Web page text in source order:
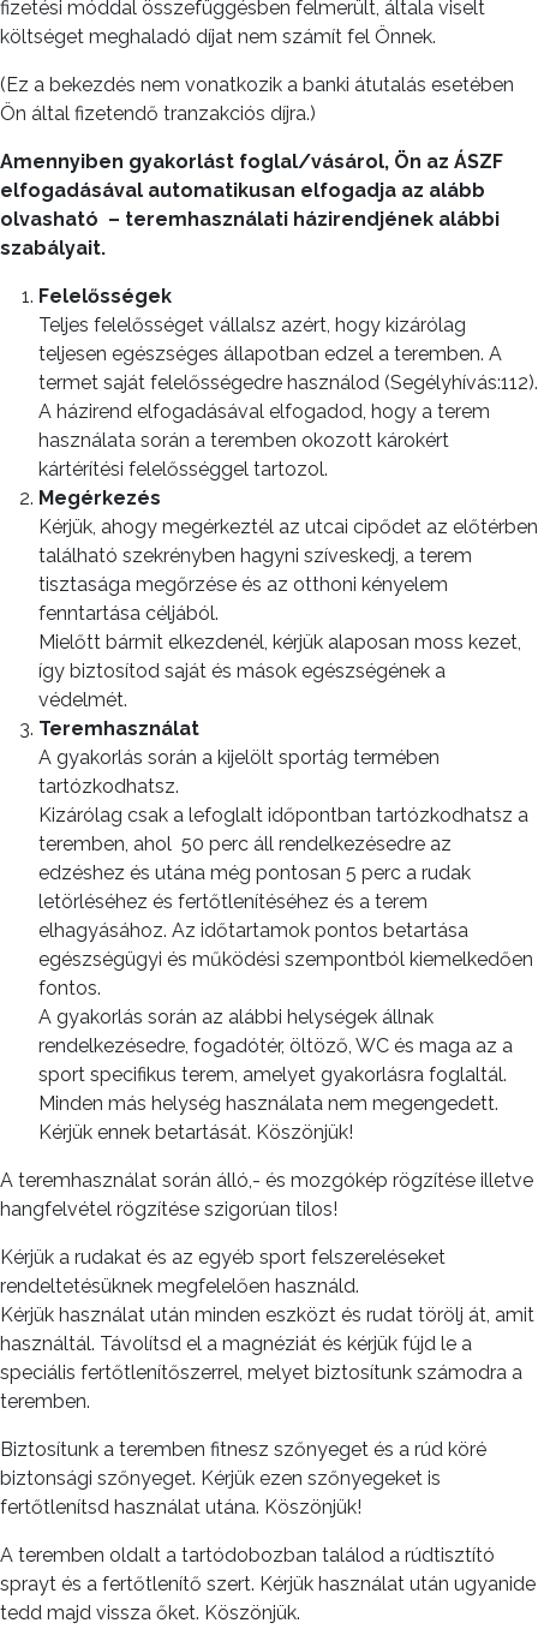
fizetési móddal összefüggésben felmerült, általa viselt
költséget meghaladó díjat nem számít fel Önnek.
(Ez a bekezdés nem vonatkozik a banki átutalás esetében
Ön által fizetendő tranzakciós díjra.)
Amennyiben gyakorlást foglal/vásárol, Ön az ÁSZF
elfogadásával automatikusan elfogadja az alább
olvasható – teremhasználati házirendjének alábbi
szabályait.
Felelősségek
Teljes felelősséget vállalsz azért, hogy kizárólag
teljesen egészséges állapotban edzel a teremben. A
termet saját felelősségedre használod (Segélyhívás:112).
A házirend elfogadásával elfogadod, hogy a terem
használata során a teremben okozott károkért
kártérítési felelősséggel tartozol.
Megérkezés
Kérjük, ahogy megérkeztél az utcai cipődet az előtérben
található szekrényben hagyni szíveskedj, a terem
tisztasága megőrzése és az otthoni kényelem
fenntartása céljából.
Mielőtt bármit elkezdenél, kérjük alaposan moss kezet,
így biztosítod saját és mások egészségének a
védelmét.
Teremhasználat
A gyakorlás során a kijelölt sportág termében
tartózkodhatsz.
Kizárólag csak a lefoglalt időpontban tartózkodhatsz a
teremben, ahol 50 perc áll rendelkezésedre az
edzéshez és utána még pontosan 5 perc a rudak
letörléséhez és fertőtlenítéséhez és a terem
elhagyásához. Az időtartamok pontos betartása
egészségügyi és működési szempontból kiemelkedően
fontos.
A gyakorlás során az alábbi helységek állnak
rendelkezésedre, fogadótér, öltöző, WC és maga az a
sport specifikus terem, amelyet gyakorlásra foglaltál.
Minden más helység használata nem megengedett.
Kérjük ennek betartását. Köszönjük!
A teremhasználat során álló,- és mozgókép rögzítése illetve
hangfelvétel rögzítése szigorúan tilos!
Kérjük a rudakat és az egyéb sport felszereléseket
rendeltetésüknek megfelelően használd.
Kérjük használat után minden eszközt és rudat törölj át, amit
használtál. Távolítsd el a magnéziát és kérjük fújd le a
speciális fertőtlenítőszerrel, melyet biztosítunk számodra a
teremben.
Biztosítunk a teremben fitnesz szőnyeget és a rúd köré
biztonsági szőnyeget. Kérjük ezen szőnyegeket is
fertőtlenítsd használat utána. Köszönjük!
A teremben oldalt a tartódobozban találod a rúdtisztító
sprayt és a fertőtlenítő szert. Kérjük használat után ugyanide
tedd majd vissza őket. Köszönjük.